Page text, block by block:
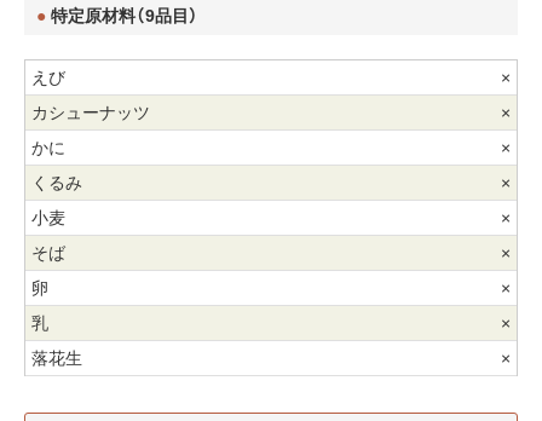
特定原材料（9品目）
×
×
×
×
×
×
×
×
×